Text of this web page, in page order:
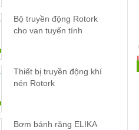
Bộ truyền động Rotork
cho van tuyến tính
Thiết bị truyền động khí
nén Rotork
Bơm bánh răng ELIKA